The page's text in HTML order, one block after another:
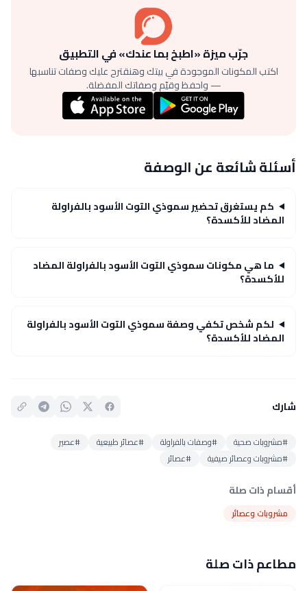
جرّب ميزة «اطبخ بما عندك» في التطبيق
اكتب المكونات الموجودة في بيتك وهنقترح عليك وصفات تناسبها
— واحفظ وقيّم وصفاتك المفضلة.
أسئلة شائعة عن الوصفة
كم يستغرق تحضير سموذي التوت الأسود بالفراولة
المضاد للأكسدة؟
ما هي مكونات سموذي التوت الأسود بالفراولة المضاد
للأكسدة؟
لكم شخص تكفي وصفة سموذي التوت الأسود بالفراولة
المضاد للأكسدة؟
شارك
#مشروبات صحية #وصفات بالفراولة #عصائر طبيعية
#عصير
#مشروبات وعصائر صيفية
#عصائر
أقسام ذات صلة
مشروبات وعصائر
مطاعم ذات صلة